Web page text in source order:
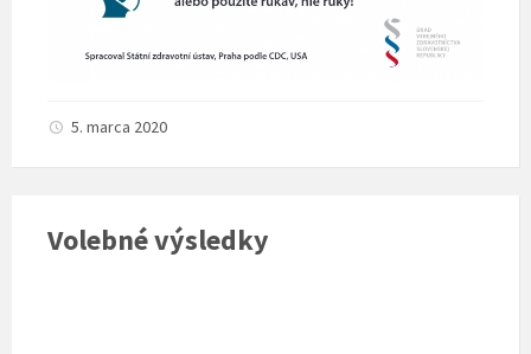
5. marca 2020
Volebné výsledky